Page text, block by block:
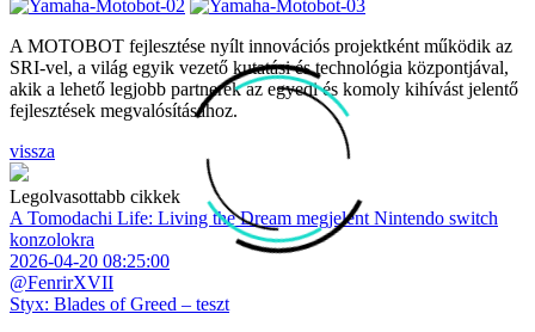
A MOTOBOT fejlesztése nyílt innovációs projektként működik az
SRI-vel, a világ egyik vezető kutatási és technológia központjával,
akik a lehető legjobb partnerek az egyedi és komoly kihívást jelentő
fejlesztések megvalósításához.
vissza
Legolvasottabb cikkek
A Tomodachi Life: Living the Dream megjelent Nintendo switch
konzolokra
2026-04-20 08:25:00
@FenrirXVII
Styx: Blades of Greed – teszt